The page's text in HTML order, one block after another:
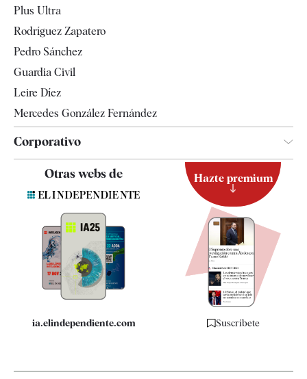
Televisión
Plus Ultra
Rodríguez Zapatero
Pedro Sánchez
Guardia Civil
Leire Díez
Mercedes González Fernández
Corporativo
Contacto
Quiénes somos
Especificaciones
Otras webs de
ia.elindependiente.com
Hazte premium
Suscríbete